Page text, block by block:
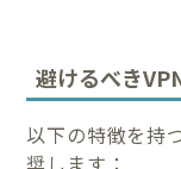
避けるべき
以下の特徴を持